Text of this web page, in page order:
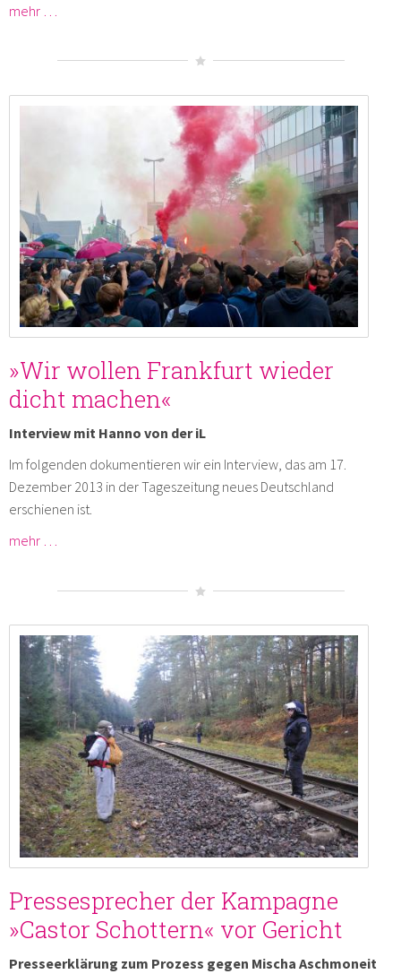
mehr …
»Wir wollen Frankfurt wieder
dicht machen«
Interview mit Hanno von der iL
Im folgenden dokumentieren wir ein Interview, das am 17.
Dezember 2013 in der Tageszeitung neues Deutschland
erschienen ist.
mehr …
Pressesprecher der Kampagne
»Castor Schottern« vor Gericht
Presseerklärung zum Prozess gegen Mischa Aschmoneit